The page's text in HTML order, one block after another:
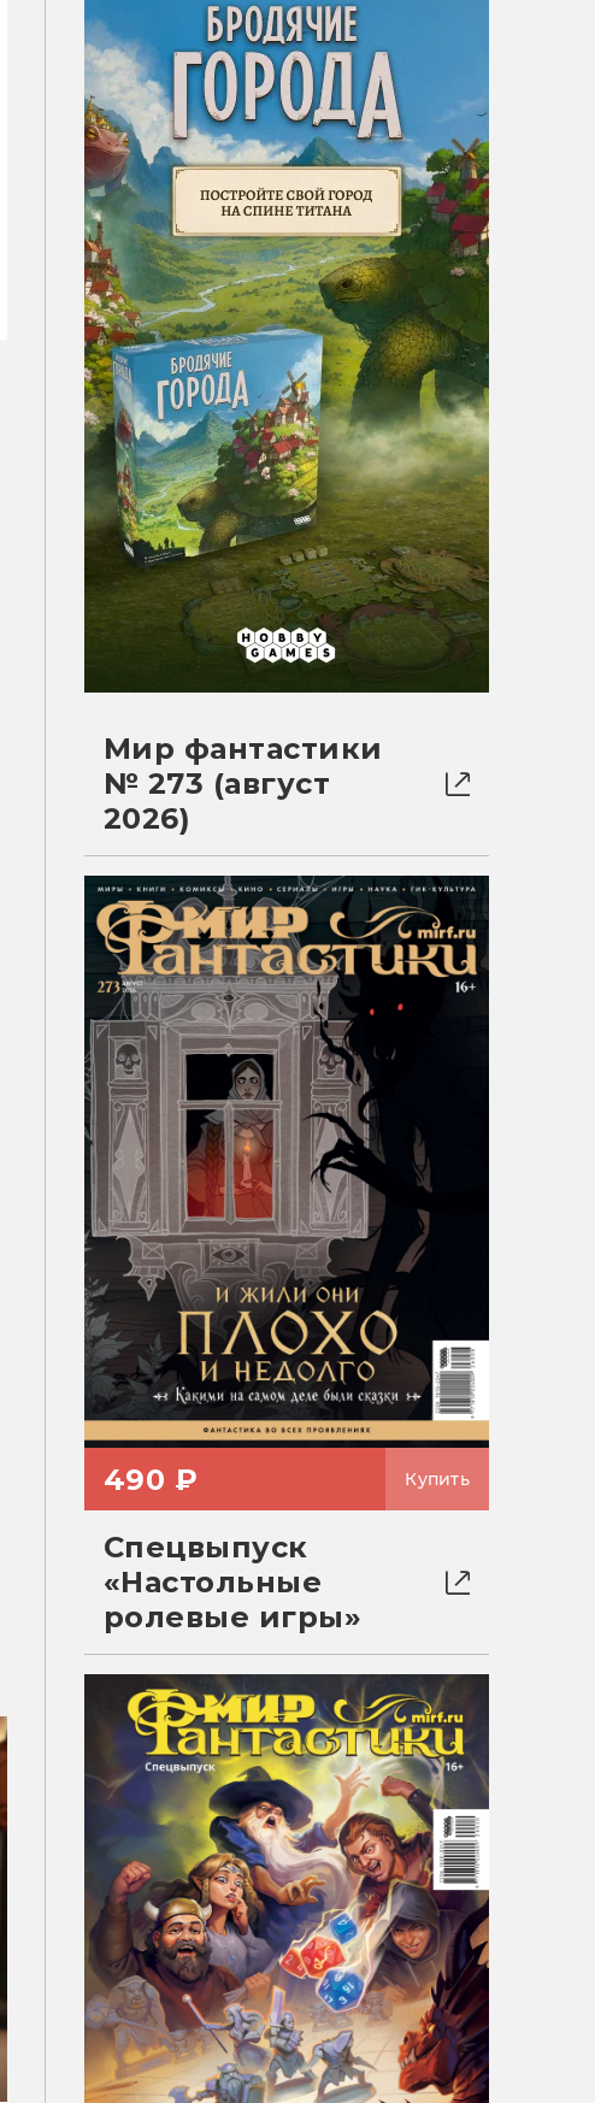
Мир фантастики
№ 273 (август
2026)
490 ₽ Купить
Спецвыпуск
«Настольные
ролевые игры»